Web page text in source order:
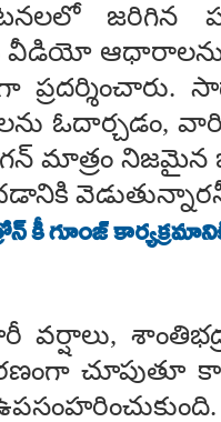
జరిగిన
వీడియో
ఓదార్చడం,
మాత్రం నిజమైన
గూంజ్
చూపుతూ